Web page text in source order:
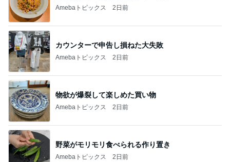
Amebaトピックス 2日前
カウンターで申告し損ねた大失敗
Amebaトピックス 2日前
物欲が爆裂して楽しめた買い物
Amebaトピックス 2日前
野菜がモリモリ食べられる作り置き
Amebaトピックス 2日前